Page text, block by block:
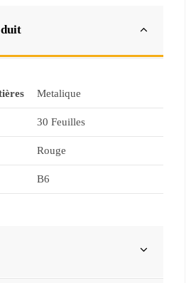
Metalique
30 Feuilles
Rouge
B6